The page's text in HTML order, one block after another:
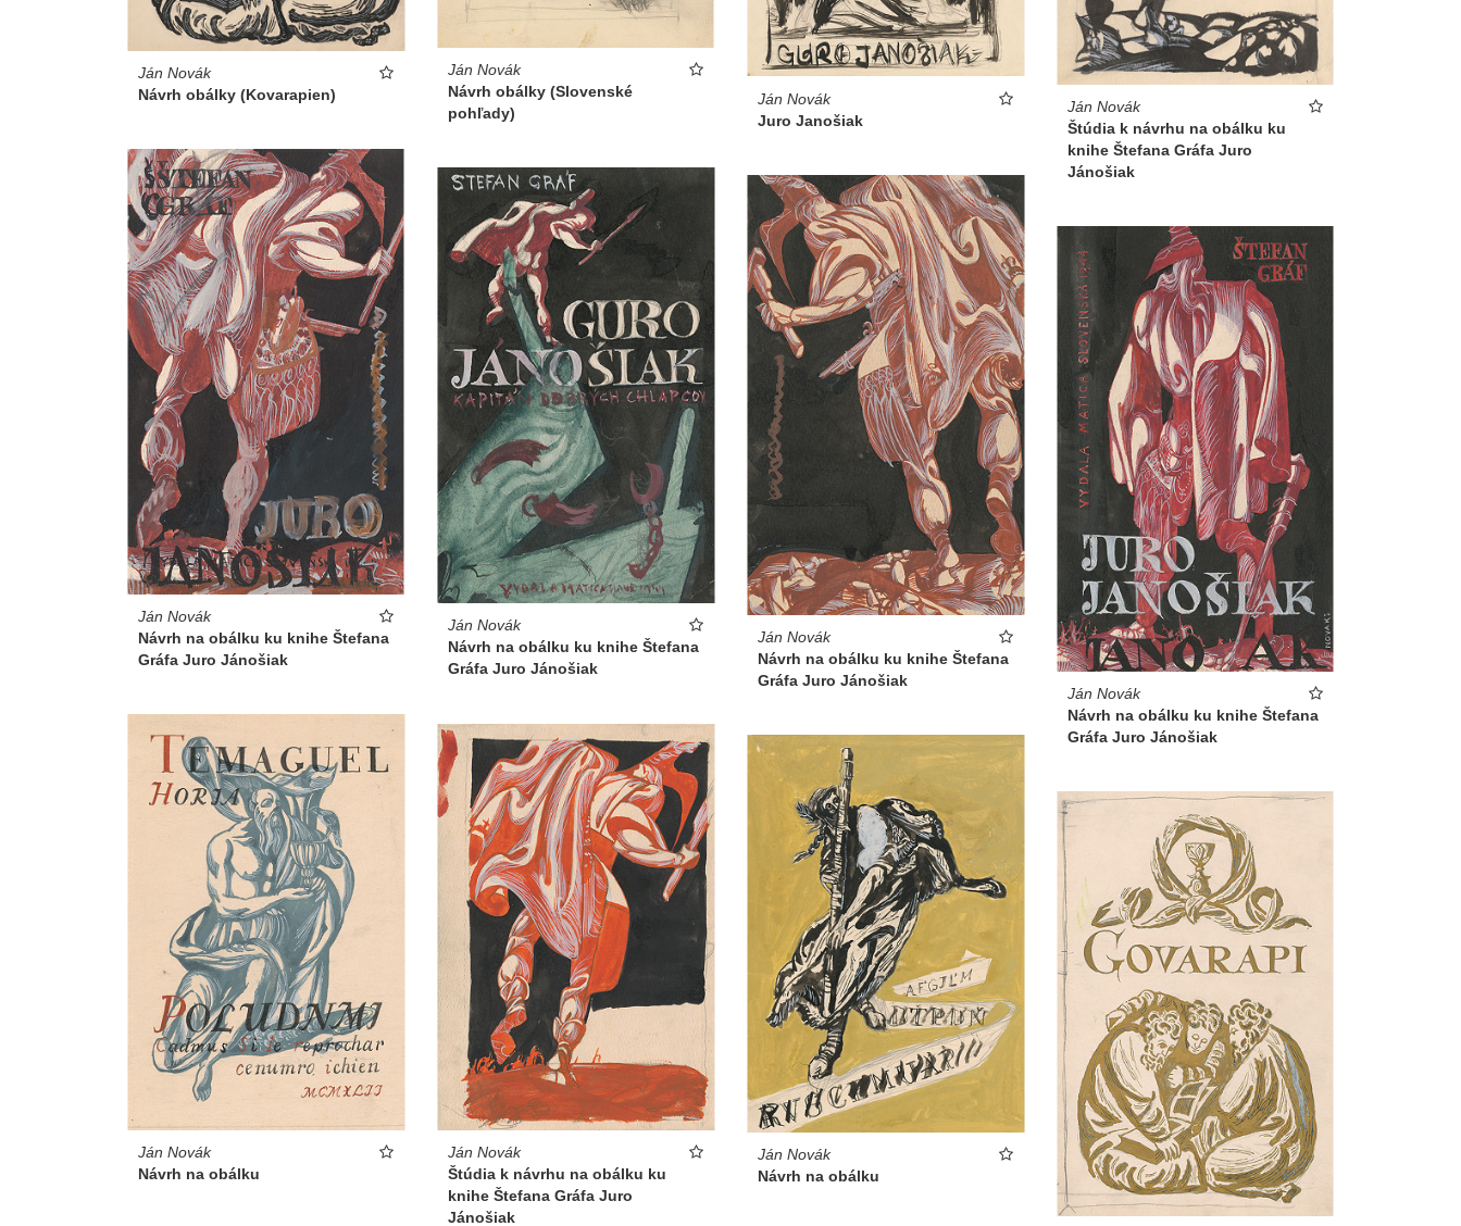
Ján Novák
Návrh obálky (Kovarapien)
Ján Novák
Návrh obálky (Slovenské
pohľady)
Ján Novák
Juro Janošiak
Ján Novák
Štúdia k návrhu na obálku ku
knihe Štefana Gráfa Juro
Jánošiak
Ján Novák
Návrh na obálku ku knihe Štefana
Gráfa Juro Jánošiak
Ján Novák
Návrh na obálku ku knihe Štefana
Gráfa Juro Jánošiak
Ján Novák
Návrh na obálku ku knihe Štefana
Gráfa Juro Jánošiak
Ján Novák
Návrh na obálku ku knihe Štefana
Gráfa Juro Jánošiak
Ján Novák
Návrh na obálku
Ján Novák
Štúdia k návrhu na obálku ku
knihe Štefana Gráfa Juro
Jánošiak
Ján Novák
Návrh na obálku